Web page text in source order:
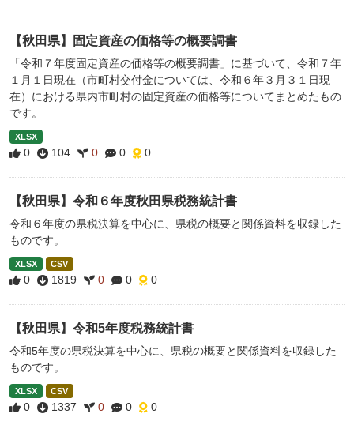
【秋田県】固定資産の価格等の概要調書
「令和７年度固定資産の価格等の概要調書」に基づいて、令和７年
１月１日現在（市町村交付金については、令和６年３月３１日現
在）における県内市町村の固定資産の価格等についてまとめたもの
です。
XLSX
0 104 0 0 0
【秋田県】令和６年度秋田県税務統計書
令和６年度の県税決算を中心に、県税の概要と関係資料を収録した
ものです。
XLSX CSV
0 1819 0 0 0
【秋田県】令和5年度税務統計書
令和5年度の県税決算を中心に、県税の概要と関係資料を収録した
ものです。
XLSX CSV
0 1337 0 0 0